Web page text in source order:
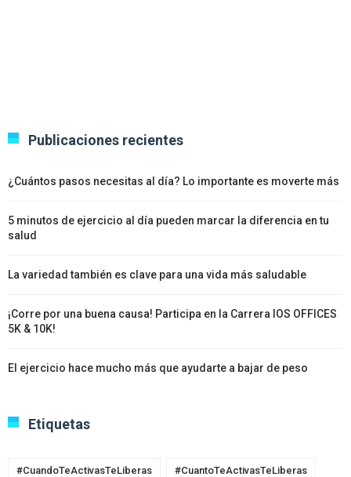
Publicaciones recientes
¿Cuántos pasos necesitas al día? Lo importante es moverte más
5 minutos de ejercicio al día pueden marcar la diferencia en tu
salud
La variedad también es clave para una vida más saludable
¡Corre por una buena causa! Participa en la Carrera IOS OFFICES
5K & 10K!
El ejercicio hace mucho más que ayudarte a bajar de peso
Etiquetas
#CuandoTeActivasTeLiberas #CuantoTeActivasTeLiberas